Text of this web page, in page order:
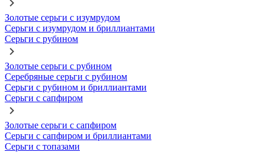
Золотые серьги с изумрудом
Серьги с изумрудом и бриллиантами
Серьги с рубином
Золотые серьги с рубином
Серебряные серьги с рубином
Серьги с рубином и бриллиантами
Серьги с сапфиром
Золотые серьги с сапфиром
Серьги с сапфиром и бриллиантами
Серьги с топазами